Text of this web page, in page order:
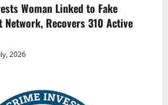
Woman Linked to Fake
Network, Recovers 310 Active
2026